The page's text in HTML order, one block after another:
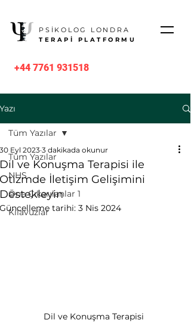
+44 7761 931518
PSİKOLOG LONDRA
TERAPİ PLATFORMU
Yazı
Tüm Yazılar
NHS
Öne Çıkarılanlar 1
Kılavuzlar
Tüm Yazılar
Dil ve Konuşma Terapisi ile
Otizmde İletişim Gelişimini
Destekleyin
30 Eyl 2023 3 dakikada okunur
Güncelleme tarihi: 3 Nis 2024
Dil ve Konuşma Terapisi